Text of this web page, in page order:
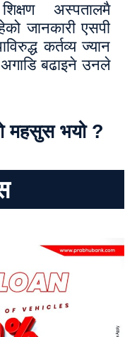
अस्पतालमै
जानकारी एसपी
कर्तव्य ज्यान
बढाइने उनले
महसुस भयो ?